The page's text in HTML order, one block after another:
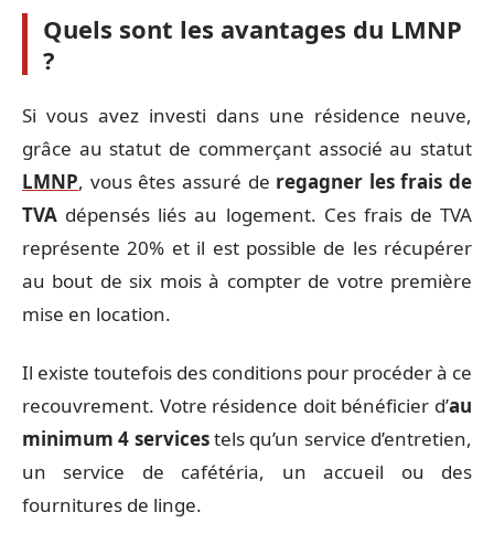
Quels sont les avantages du LMNP
?
Si vous avez investi dans une résidence neuve,
grâce au statut de commerçant associé au statut
LMNP, vous êtes assuré de regagner les frais de
TVA dépensés liés au logement. Ces frais de TVA
représente 20% et il est possible de les récupérer
au bout de six mois à compter de votre première
mise en location.
Il existe toutefois des conditions pour procéder à ce
recouvrement. Votre résidence doit bénéficier d’au
minimum 4 servicestels qu’un service d’entretien,
un service de cafétéria, un accueil ou des
fournitures de linge.